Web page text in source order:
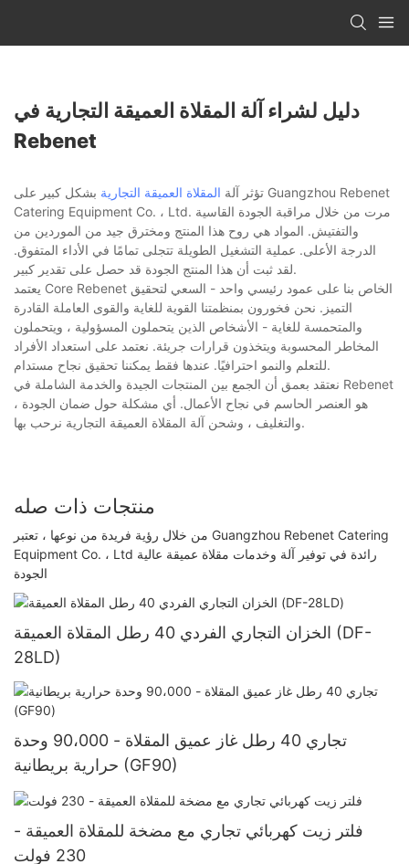
دليل لشراء آلة المقلاة العميقة التجارية في
Rebenet
تؤثر آلة المقلاة العميقة التجارية بشكل كبير على Guangzhou Rebenet
Catering Equipment Co. ، Ltd. مرت من خلال مراقبة الجودة القاسية
والتفتيش. المواد هي روح هذا المنتج ومخترق جيد من الموردين من
الدرجة الأعلى. عملية التشغيل الطويلة تتجلى تمامًا في الأداء المتفوق.
لقد ثبت أن هذا المنتج الجودة قد حصل على تقدير كبير.
يعتمد Core Rebenet الخاص بنا على عمود رئيسي واحد - السعي لتحقيق
التميز. نحن فخورون بمنظمتنا القوية للغاية والقوى العاملة القادرة
والمتحمسة للغاية - الأشخاص الذين يتحملون المسؤولية ، ويتحملون
المخاطر المحسوبة ويتخذون قرارات جريئة. نعتمد على استعداد الأفراد
للتعلم والنمو احترافيًا. عندها فقط يمكننا تحقيق نجاح مستدام.
نعتقد بعمق أن الجمع بين المنتجات الجيدة والخدمة الشاملة في Rebenet
هو العنصر الحاسم في نجاح الأعمال. أي مشكلة حول ضمان الجودة ،
والتغليف ، وشحن آلة المقلاة العميقة التجارية نرحب بها.
منتجات ذات صله
من خلال رؤية فريدة من نوعها ، تعتبر Guangzhou Rebenet Catering
Equipment Co. ، Ltd رائدة في توفير آلة وخدمات مقلاة عميقة عالية
الجودة
الخزان التجاري الفردي 40 رطل المقلاة العميقة (DF-
28LD)
تجاري 40 رطل غاز عميق المقلاة - 90،000 وحدة
حرارية بريطانية (GF90)
فلتر زيت كهربائي تجاري مع مضخة للمقلاة العميقة -
230 فولت